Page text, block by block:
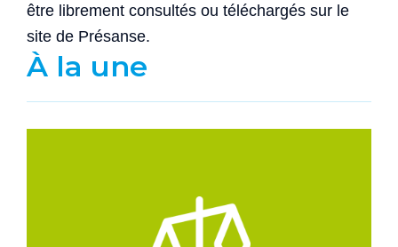
être librement consultés ou téléchargés sur le
site de Présanse.
À la une